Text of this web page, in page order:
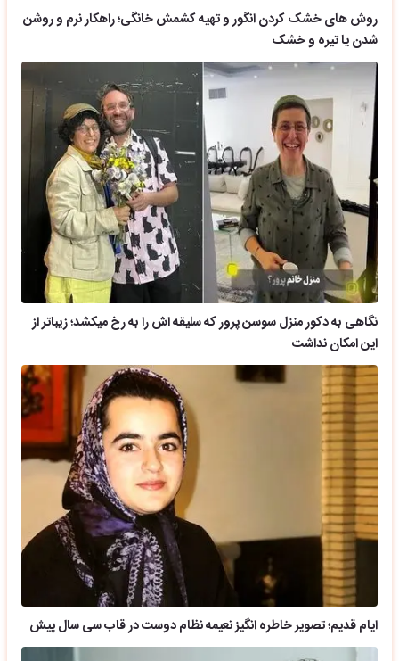
روش های خشک کردن انگور و تهیه کشمش خانگی؛ راهکار نرم و روشن
شدن یا تیره و خشک
نگاهی به دکور منزل سوسن پرور که سلیقه اش را به رخ میکشد؛ زیباتر از
این امکان نداشت
ایام قدیم؛ تصویر خاطره انگیز نعیمه نظام دوست در قاب سی سال پیش